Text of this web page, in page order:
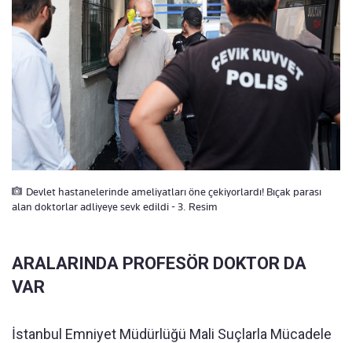
Devlet hastanelerinde ameliyatları öne çekiyorlardı! Bıçak parası
alan doktorlar adliyeye sevk edildi - 3. Resim
ARALARINDA PROFESÖR DOKTOR DA
VAR
İstanbul Emniyet Müdürlüğü Mali Suçlarla Mücadele